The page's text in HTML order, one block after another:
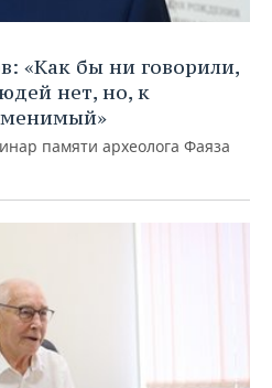
«Как бы ни говорили,
нет, но, к
памяти археолога Фаяза